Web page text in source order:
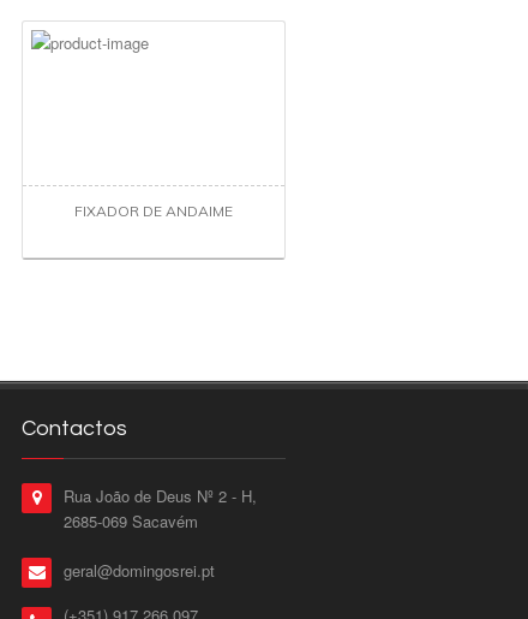
FIXADOR DE ANDAIME
Contactos
Rua João de Deus Nº 2 - H,
2685-069 Sacavém
geral@domingosrei.pt